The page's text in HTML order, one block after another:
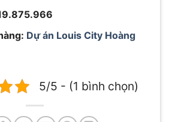
Dự án Louis City Hoàng
5/5 - (1 bình chọn)